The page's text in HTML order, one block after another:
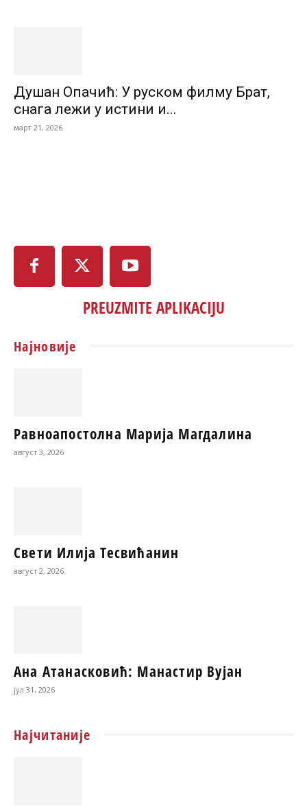
Душан Опачић: У руском филму Брат,
снага лежи у истини и...
март 21, 2026
PREUZMITE APLIKACIJU
Најновије
Равноапостолна Марија Магдалина
август 3, 2026
Свети Илија Тесвићанин
август 2, 2026
Ана Атанасковић: Манастир Вујан
јул 31, 2026
Најчитаније